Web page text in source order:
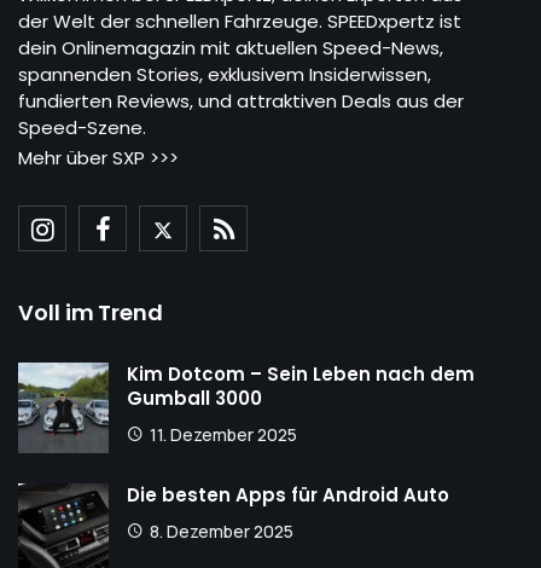
der Welt der schnellen Fahrzeuge. SPEEDxpertz ist
dein Onlinemagazin mit aktuellen Speed-News,
spannenden Stories, exklusivem Insiderwissen,
fundierten Reviews, und attraktiven Deals aus der
Speed-Szene.
Mehr über SXP >>>
Voll im Trend
Kim Dotcom – Sein Leben nach dem
Gumball 3000
11. Dezember 2025
Die besten Apps für Android Auto
8. Dezember 2025